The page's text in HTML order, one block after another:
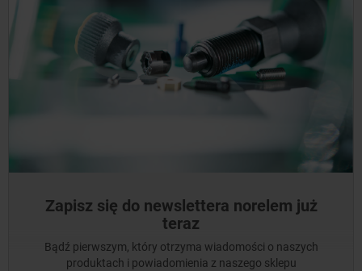
Zapisz się do newslettera norelem już
teraz
Bądź pierwszym, który otrzyma wiadomości o naszych
produktach i powiadomienia z naszego sklepu